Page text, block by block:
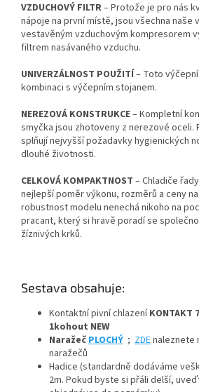
VZDUCHOVÝ FILTR– Protože je pro nás
nápoje na první místě, jsou všechna naše
vestavěným vzduchovým kompresorem
filtrem nasávaného vzduchu.
UNIVERZÁLNOST POUŽITÍ– Toto
kombinaci s výčepním stojanem.
NEREZOVÁ KONSTRUKCE– Kompletní
smyčka jsou zhotoveny z nerezové oceli.
splňují nejvyšší požadavky hygienických
dlouhé životnosti.
CELKOVÁ KOMPAKTNOST – Chladiče
nejlepší poměr výkonu, rozměrů a ceny
robustnost modelu nenechá nikoho na
pracant, který si hravě poradí se
žíznivých krků.
Sestava obsahuje:
Kontaktní pivní chlazeníKONTAKT
1kohout NEW
NaražečPLOCHÝ ; ZDEnaleznete
naražečů
Hadice (standardně dodáváme
2m. Pokud byste si přáli delší,